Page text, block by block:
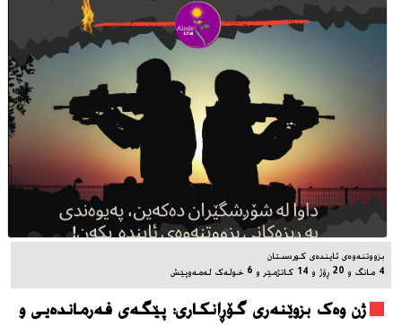
بزووتنه‌وه‌ی ئاینده‌ی کوردستان
4 مانگ و 20 ڕۆژ و 14 کاتژمێر و 6 خوله‌ک له‌مه‌وپێش‌
ژن وەک بزوێنەری گۆڕانکاری: پێگەی فەرماندەیی و